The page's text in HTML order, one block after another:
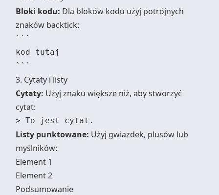
Bloki kodu: Dla bloków kodu użyj potrójnych
znaków backtick:
```
kod tutaj
3. Cytaty i listy
Cytaty: Użyj znaku większe niż, aby stworzyć
cytat:
Listy punktowane: Użyj gwiazdek, plusów lub
myślników:
Element 1
Element 2
Podsumowanie